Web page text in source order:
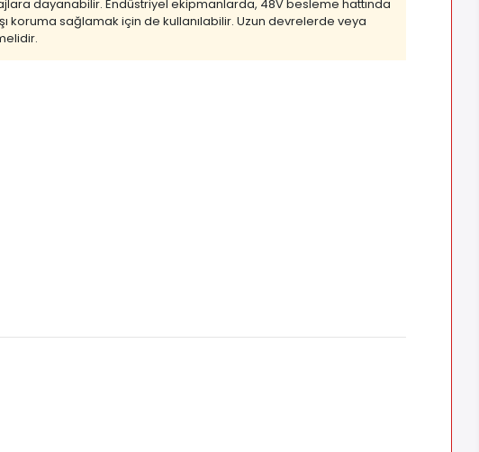
dayanabilir. Endüstriyel ekipmanlarda, 48V besleme hattında
koruma sağlamak için de kullanılabilir. Uzun devrelerde veya